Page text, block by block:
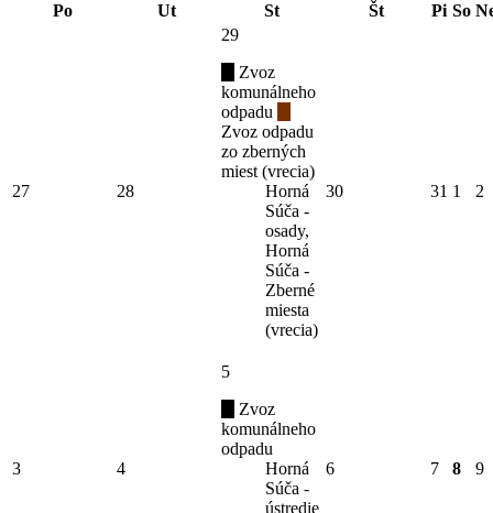
Po
Ut St Št Pi So
27 28
29
Zvoz
komunálneho
odpadu
Zvoz odpadu
zo zberných
miest (vrecia)
Horná
Súča -
osady,
Horná
Súča -
Zberné
miesta
(vrecia)
30 31 1 2
3 4
5
Zvoz
komunálneho
odpadu
Horná
Súča -
ústredie
6 7 8 9